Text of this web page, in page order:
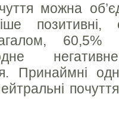
можна
60,5%
Принаймні